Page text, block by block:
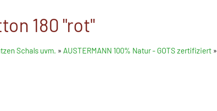
180 "rot"
Schals uvm. » AUSTERMANN 100% Natur - GOTS zertifiziert»